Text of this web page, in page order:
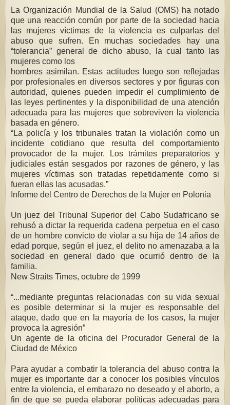
La Organización Mundial de la Salud (OMS) ha notado
que una reacción común por parte de la sociedad hacia
las mujeres víctimas de la violencia es culparlas del
abuso que sufren. En muchas sociedades hay una
“tolerancia” general de dicho abuso, la cual tanto las
mujeres como los
hombres asimilan. Estas actitudes luego son reflejadas
por profesionales en diversos sectores y por figuras con
autoridad, quienes pueden impedir el cumplimiento de
las leyes pertinentes y la disponibilidad de una atención
adecuada para las mujeres que sobreviven la violencia
basada en género.
“La policía y los tribunales tratan la violación como un
incidente cotidiano que resulta del comportamiento
provocador de la mujer. Los trámites preparatorios y
judiciales están sesgados por razones de género, y las
mujeres víctimas son tratadas repetidamente como si
fueran ellas las acusadas.”
Informe del Centro de Derechos de la Mujer en Polonia
Un juez del Tribunal Superior del Cabo Sudafricano se
rehusó a dictar la requerida cadena perpetua en el caso
de un hombre convicto de violar a su hija de 14 años de
edad porque, según el juez, el delito no amenazaba a la
sociedad en general dado que ocurrió dentro de la
familia.
New Straits Times, octubre de 1999
“...mediante preguntas relacionadas con su vida sexual
es posible determinar si la mujer es responsable del
ataque, dado que en la mayoría de los casos, la mujer
provoca la agresión”
Un agente de la oficina del Procurador General de la
Ciudad de México
Para ayudar a combatir la tolerancia del abuso contra la
mujer es importante dar a conocer los posibles vínculos
entre la violencia, el embarazo no deseado y el aborto, a
fin de que se pueda elaborar políticas adecuadas para